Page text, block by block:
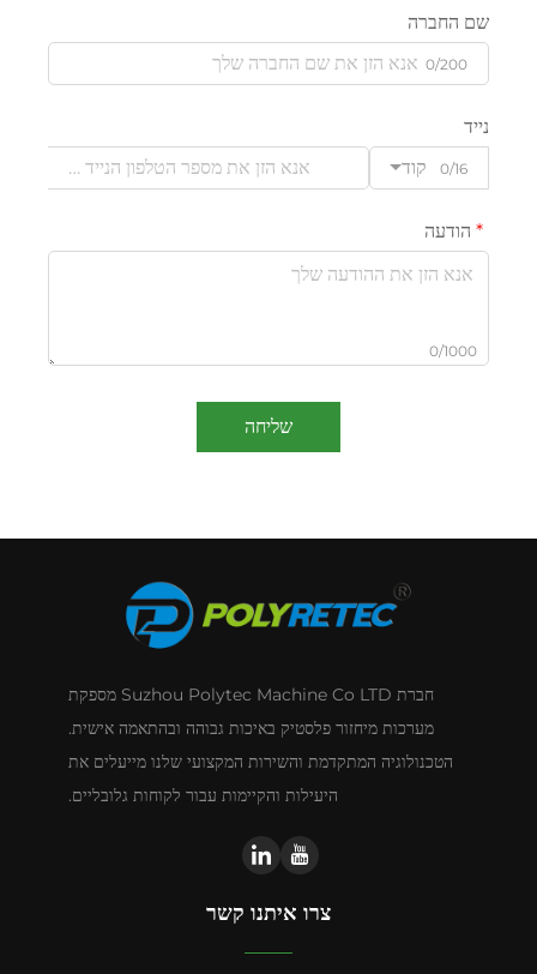
שם החברה
0/200
נייד
קוד
0/16
הודעה
0/1000
שליחה
חברת Suzhou Polytec Machine Co LTD מספקת
מערכות מיחזור פלסטיק באיכות גבוהה ובהתאמה אישית.
הטכנולוגיה המתקדמת והשירות המקצועי שלנו מייעלים את
היעילות והקיימות עבור לקוחות גלובליים.
צרו איתנו קשר